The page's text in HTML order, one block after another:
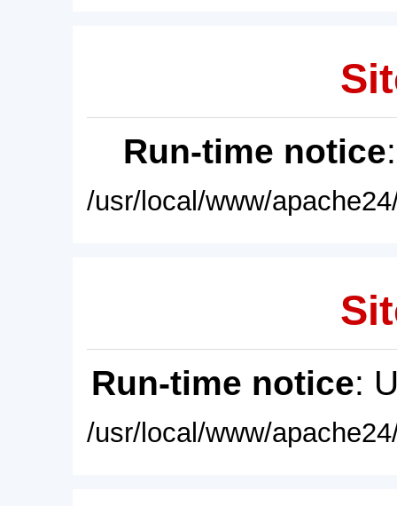
Run-time notice
/usr/local/www/
Run-time notice:
/usr/local/www/